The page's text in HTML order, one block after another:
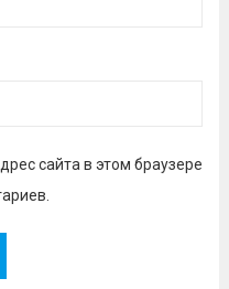
сайта в этом браузере